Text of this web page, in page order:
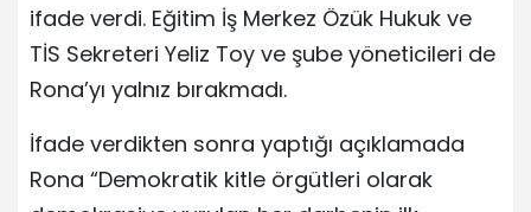
ifade verdi. Eğitim İş Merkez Özük Hukuk ve
TİS Sekreteri Yeliz Toy ve şube yöneticileri de
Rona’yı yalnız bırakmadı.
İfade verdikten sonra yaptığı açıklamada
Rona “Demokratik kitle örgütleri olarak